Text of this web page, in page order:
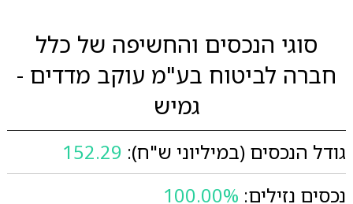
סוגי הנכסים והחשיפה של כלל
חברה לביטוח בע"מ עוקב מדדים -
גמיש
גודל הנכסים (במיליוני ש"ח): 152.29
נכסים נזילים: 100.00%